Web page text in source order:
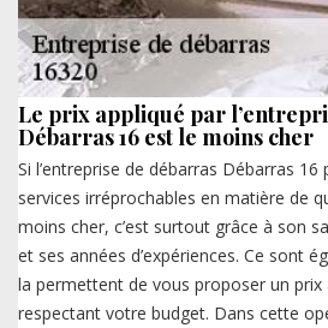
Le prix appliqué par
Débarras 16 est le moins cher
Si l’entreprise de débarras Débarras
services irréprochables en matière de
moins cher, c’est surtout grâce à son
et ses années d’expériences. Ce sont
la permettent de vous proposer un
respectant votre budget. Dans cette